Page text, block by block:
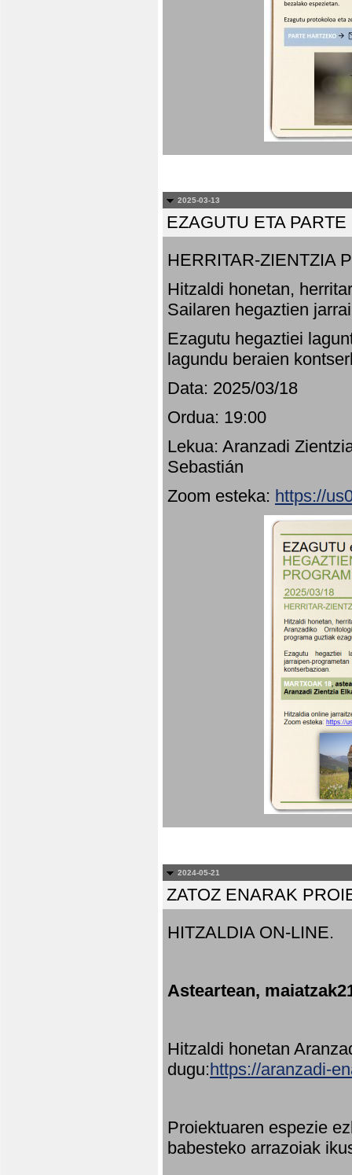
2025-03-13
EZAGUTU ETA
HERRITAR-ZIENTZIA
Hitzaldi honetan,
Sailaren hegaztien
Ezagutu hegaztiei
lagundu beraien
Data: 2025/03/18
Ordua: 19:00
Lekua: Aranzadi
Sebastián
Zoom esteka: https://
2024-05-21
ZATOZ ENARAK
HITZALDIA ON-LINE.
Asteartean,
Hitzaldi honetan
dugu:https://aranzadi-
Proiektuaren espezie
babesteko arrazoiak